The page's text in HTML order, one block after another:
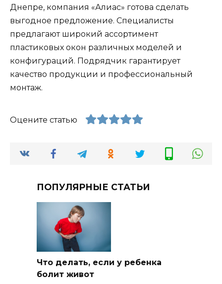
Днепре, компания «Алиас» готова сделать
выгодное предложение. Специалисты
предлагают широкий ассортимент
пластиковых окон различных моделей и
конфигураций. Подрядчик гарантирует
качество продукции и профессиональный
монтаж.
Оцените статью
ПОПУЛЯРНЫЕ СТАТЬИ
Что делать, если у ребенка
болит живот